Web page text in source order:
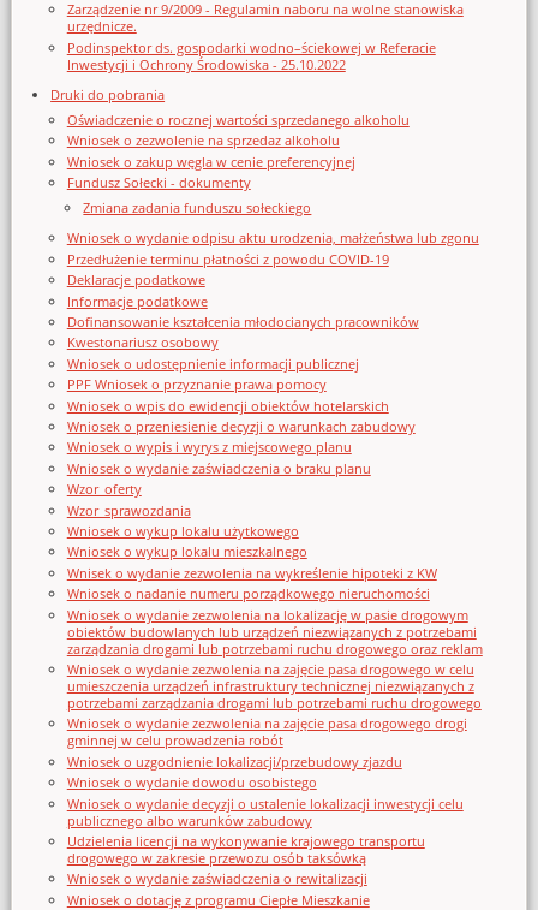
Zarządzenie nr 9/2009 - Regulamin naboru na wolne stanowiska
urzędnicze.
Podinspektor ds. gospodarki wodno–ściekowej w Referacie
Inwestycji i Ochrony Środowiska - 25.10.2022
Druki do pobrania
Oświadczenie o rocznej wartości sprzedanego alkoholu
Wniosek o zezwolenie na sprzedaz alkoholu
Wniosek o zakup węgla w cenie preferencyjnej
Fundusz Sołecki - dokumenty
Zmiana zadania funduszu sołeckiego
Wniosek o wydanie odpisu aktu urodzenia, małżeństwa lub zgonu
Przedłużenie terminu płatności z powodu COVID-19
Deklaracje podatkowe
Informacje podatkowe
Dofinansowanie kształcenia młodocianych pracowników
Kwestonariusz osobowy
Wniosek o udostępnienie informacji publicznej
PPF Wniosek o przyznanie prawa pomocy
Wniosek o wpis do ewidencji obiektów hotelarskich
Wniosek o przeniesienie decyzji o warunkach zabudowy
Wniosek o wypis i wyrys z miejscowego planu
Wniosek o wydanie zaświadczenia o braku planu
Wzor_oferty
Wzor_sprawozdania
Wniosek o wykup lokalu użytkowego
Wniosek o wykup lokalu mieszkalnego
Wnisek o wydanie zezwolenia na wykreślenie hipoteki z KW
Wniosek o nadanie numeru porządkowego nieruchomości
Wniosek o wydanie zezwolenia na lokalizację w pasie drogowym
obiektów budowlanych lub urządzeń niezwiązanych z potrzebami
zarządzania drogami lub potrzebami ruchu drogowego oraz reklam
Wniosek o wydanie zezwolenia na zajęcie pasa drogowego w celu
umieszczenia urządzeń infrastruktury technicznej niezwiązanych z
potrzebami zarządzania drogami lub potrzebami ruchu drogowego
Wniosek o wydanie zezwolenia na zajęcie pasa drogowego drogi
gminnej w celu prowadzenia robót
Wniosek o uzgodnienie lokalizacji/przebudowy zjazdu
Wniosek o wydanie dowodu osobistego
Wniosek o wydanie decyzji o ustalenie lokalizacji inwestycji celu
publicznego albo warunków zabudowy
Udzielenia licencji na wykonywanie krajowego transportu
drogowego w zakresie przewozu osób taksówką
Wniosek o wydanie zaświadczenia o rewitalizacji
Wniosek o dotację z programu Ciepłe Mieszkanie